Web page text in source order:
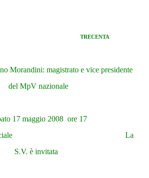
TRECENTA
Morandini: magistrato e vice presidente
del MpV nazionale
17 maggio 2008 ore 17
La
S.V. è invitata